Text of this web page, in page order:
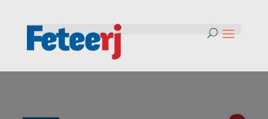
PROFESSORES DO